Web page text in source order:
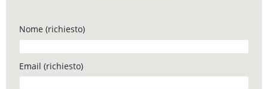
Nome (richiesto)
Email (richiesto)